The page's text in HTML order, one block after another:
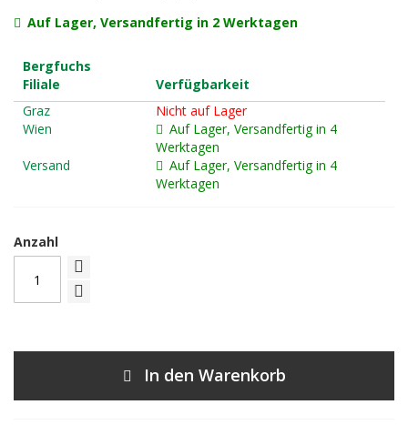
Auf Lager, Versandfertig in 2 Werktagen
Bergfuchs
Filiale
Verfügbarkeit
Graz
Nicht auf Lager
Wien
Auf Lager, Versandfertig in 4
Werktagen
Versand
Auf Lager, Versandfertig in 4
Werktagen
Anzahl
In den Warenkorb